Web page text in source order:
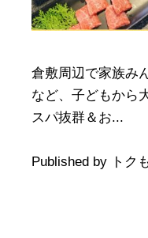
倉敷周辺で家族み
など、子どもから
スパ抜群＆お...
Published by トク